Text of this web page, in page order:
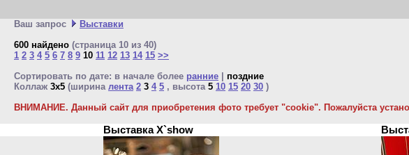
Ваш запрос
Выставки
600 найдено (страница 10 из 40)
1 2 3 4 5 6 7 8 9 10 11 12 13 14 15 >>
Сортировать по дате: в начале более ранние
поздние
Коллаж 3x5 (ширина лента 2 3 4 5 , высота 5 10 15 20 30 )
ВНИМАНИЕ. Данный сайт для приобретения фото требует "cookie". Пожалуйста
Выставка X`show